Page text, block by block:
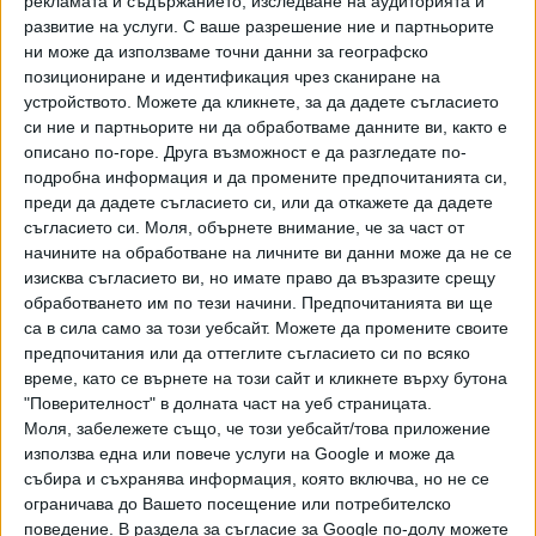
развитие на услуги. С ваше разрешение ние и партньорите
ни може да използваме точни данни за географско
позициониране и идентификация чрез сканиране на
устройството. Можете да кликнете, за да дадете съгласието
си ние и партньорите ни да обработваме данните ви, както е
описано по-горе. Друга възможност е да разгледате по-
подробна информация и да промените предпочитанията си,
преди да дадете съгласието си, или да откажете да дадете
съгласието си.
Моля, обърнете внимание, че за част от
начините на обработване на личните ви данни може да не се
изисква съгласието ви, но имате право да възразите срещу
обработването им по тези начини. Предпочитанията ви ще
са в сила само за този уебсайт. Можете да промените своите
предпочитания или да оттеглите съгласието си по всяко
време, като се върнете на този сайт и кликнете върху бутона
"Поверителност" в долната част на уеб страницата.
Моля, забележете също, че този уебсайт/това приложение
използва една или повече услуги на Google и може да
събира и съхранява информация, която включва, но не се
ограничава до Вашето посещение или потребителско
поведение. В раздела за съгласие за Google по-долу можете
български граждани през периода 1980-2021 г. са
Великобритания (14,9%), Германия (13,1%), Испания
(8,7%), Гърция (8,5%), Турция (7,8%), Русия (6,3%),
Италия (6,2%), САЩ (4,2%), Нидерландия (2,6%),
Франция (2,5%).
Чуждите граждани, пристигнали в страната през
наблюдавания период, са 39 853 лица. Преобладават
гражданите на страни от Европа - 77,4%, и Азия - 17,8%
от всички пристигнали в страната чужденци. Най-висок е
делът на чужденците, установили се в областите София
(столица) - 33,4%, Варна - 13,8%, и Бургас - 11,5%.
ВЪТРЕШНА МИГРАЦИЯ
Към 7 септември 2021 г. 395 690 лица са декларирали,
че са променили населеното място на обичайното си
местоживеене през периода 2011 - 2021 г., като тук